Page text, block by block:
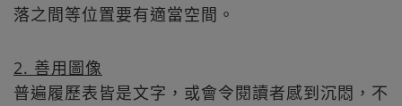
落之間等位置要有適當空間。
2. 善用圖像
普遍履歷表皆是文字，或會令閱讀者感到沉悶，不